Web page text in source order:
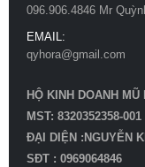
096.906.4846 Mr
EMAIL:
qyhora@gmail.com
HỘ KINH DOANH
MST: 8320352358-001
ĐẠI DIỆN :NGUYỄN
SĐT : 0969064846